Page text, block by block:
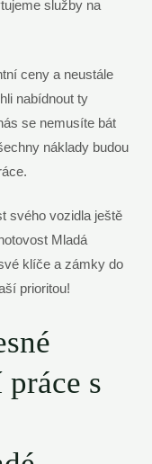
služby na
ceny a neustále
nabídnout ty
se nemusíte bát
náklady budou
svého vozidla ještě
Mladá
klíče a zámky do
prioritou!
s